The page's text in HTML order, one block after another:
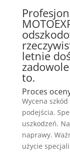
letnie
to.
Proces
Wycena
podejścia.
uszkodzeń.
naprawy.
użycie